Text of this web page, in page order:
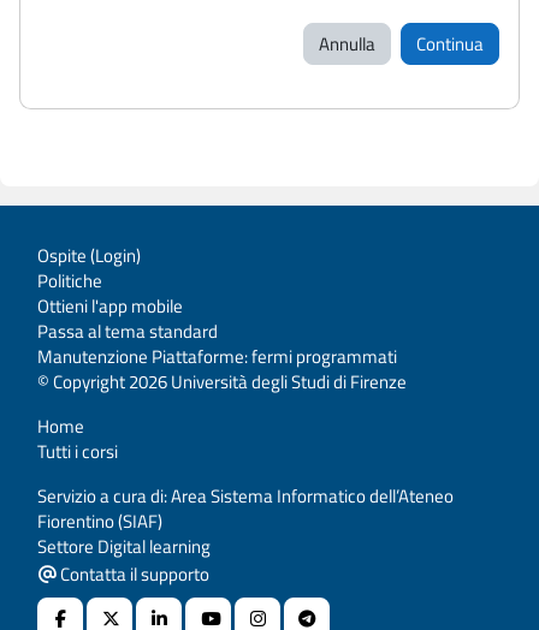
Annulla Continua
Ospite (Login)
Politiche
Ottieni l'app mobile
Passa al tema standard
Manutenzione Piattaforme: fermi programmati
© Copyright 2026 Università degli Studi di Firenze
Home
Tutti i corsi
Servizio a cura di: Area Sistema Informatico dell’Ateneo
Fiorentino (SIAF)
Settore Digital learning
Contatta il supporto